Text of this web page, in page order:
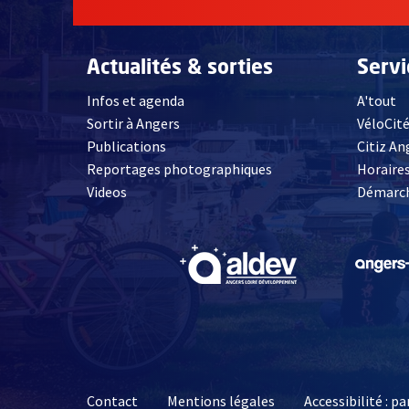
Actualités & sorties
Infos et agenda
Sortir à Angers
Publications
Reportages photographiques
Videos, Ouvre une nouvelle fenêtre
A'tout
VéloCité
Citiz
, Ouvre une
Contact Mentions légales Accessibilité :